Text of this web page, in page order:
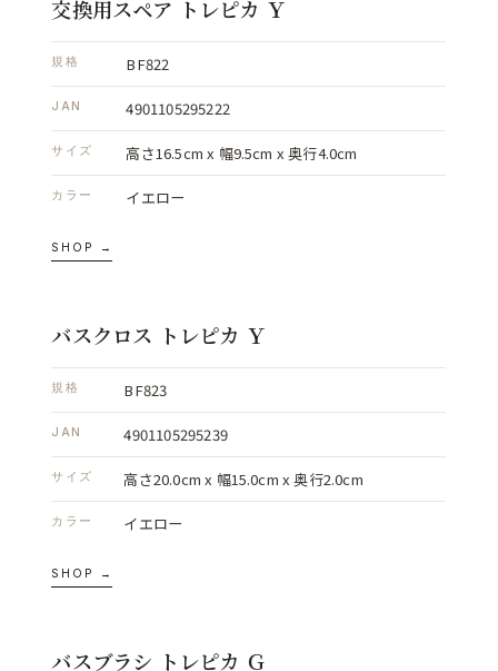
交換用スペア トレピカ Ｙ
規格 BF822
JAN 4901105295222
サイズ 高さ16.5cm x 幅9.5cm x 奥行4.0cm
カラー イエロー
SHOP →
バスクロス トレピカ Ｙ
規格 BF823
JAN 4901105295239
サイズ 高さ20.0cm x 幅15.0cm x 奥行2.0cm
カラー イエロー
SHOP →
バスブラシ トレピカ Ｇ